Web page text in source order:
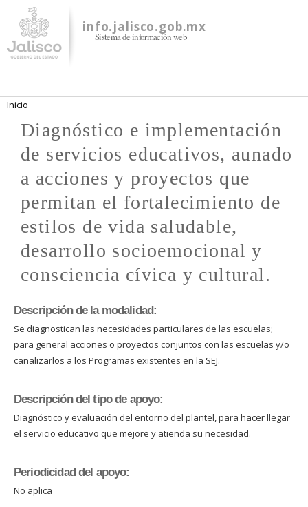
contenido
principal
info.jalisco.gob.mx
Sistema de información web
Se encuentra usted aquí
Inicio
Diagnóstico e implementación
de servicios educativos, aunado
a acciones y proyectos que
permitan el fortalecimiento de
estilos de vida saludable,
desarrollo socioemocional y
consciencia cívica y cultural.
Descripción de la modalidad:
Se diagnostican las necesidades particulares de las escuelas;
para general acciones o proyectos conjuntos con las escuelas y/o
canalizarlos a los Programas existentes en la SEJ.
Descripción del tipo de apoyo:
Diagnóstico y evaluación del entorno del plantel, para hacer llegar
el servicio educativo que mejore y atienda su necesidad.
Periodicidad del apoyo:
No aplica